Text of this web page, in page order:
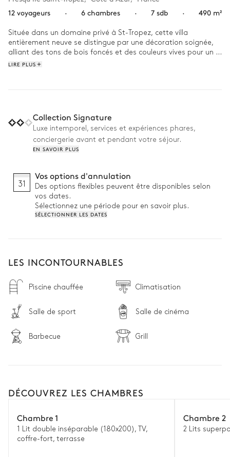
12 voyageurs
· 6 chambres · 7 sdb · 490 m²
Située dans un domaine privé à St-Tropez, cette villa
entièrement neuve se distingue par une décoration soignée,
alliant des tons de bois foncés et des couleurs vives pour un
rendu aux accents sud-américains.
Profitez d'un confort inégalé et d'une élégance exceptionnelle
dans un environnement exclusif.
LIRE PLUS
Collection Signature
Luxe intemporel, services et expériences phares,
conciergerie avant et pendant votre séjour.
EN SAVOIR PLUS
31
Vos options d'annulation
Des options flexibles peuvent être disponibles selon
vos dates.
Sélectionnez une période pour en savoir plus.
SÉLECTIONNER LES DATES
LES INCONTOURNABLES
Piscine chauffée Climatisation
Salle de sport Salle de cinéma
Barbecue Grill
DÉCOUVREZ LES CHAMBRES
Chambre 1
1 Lit double inséparable (180x200), TV,
coffre-fort, terrasse
Chambre 2
2 Lits